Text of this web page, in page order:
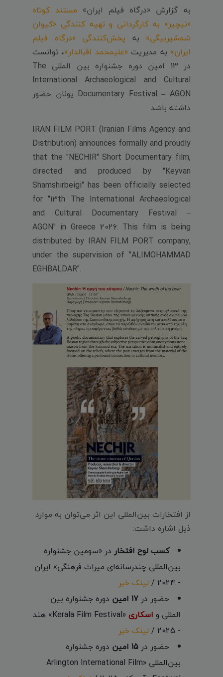
به گزارش «درگاه فیلم ایران» مستند کوتاه
«نیچیر» به کارگردانی و تهیه کنندگی «کیوان
شمشیربیگی» به پخش‌کنندگی «درگاه فیلم
ایران» به مدیریت«علیمحمد اقبالدار»، توانست
در 13 امین دوره جشنواره بین المللی The
International Archaeological and Cultural
Documentary Festival – AGON یونان حضور
داشته باشد.
IRAN FILM PORT (Iranian Films Agency and
Distribution) announces formally and proudly
that the "NECHIR" Short Documentary film,
directed and produced by "Keyvan
Shamshirbeigi" has been officially selected
for "13th The International Archaeological
and Cultural Documentary Festival –
AGON" in Greece 2026. This film is being
distributed by IRAN FILM PORT company,
under the supervision of "ALIMOHAMMAD
EGHBALDAR".
از افتخارات بین‌المللی این اثر می‌توان به موارد
ذیل اشاره داشت:
کسب لوح افتخار در «سومین جشنواره
بین‌المللی چندرسانه‌ای میراث‌ فرهنگی» ایران
- 2024 /
لینک خبر
حضور در 17 امین
دوره جشنواره بین
المللی و اسکاری
«Kerala Film Festival» هند
- 2025 /
لینک خبر
حضور در 15 امین
دوره جشنواره
بین‌المللی «Arlington International Film